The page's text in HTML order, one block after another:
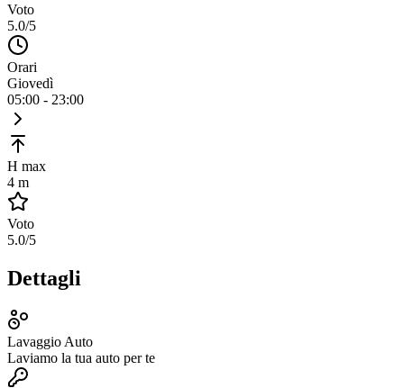
Voto
5.0/5
Orari
Giovedì
05:00 - 23:00
H max
4 m
Voto
5.0/5
Dettagli
Lavaggio Auto
Laviamo la tua auto per te